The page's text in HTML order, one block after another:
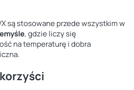
są stosowane przede wszystkim w
, gdzie liczy się
na temperaturę i dobra